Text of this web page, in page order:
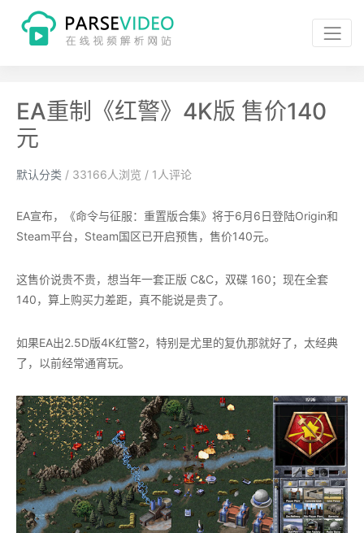
EA重制《红警》4K版 售价140
元
默认分类 / 33166 人浏览 / 1 人评论
EA宣布，《命令与征服：重置版合集》将于6月6日登陆Origin和
Steam平台，Steam国区已开启预售，售价140元。
这售价说贵不贵，想当年一套正版 C&C，双碟 160；现在全套
140，算上购买力差距，真不能说是贵了。
如果EA出2.5D版4K红警2，特别是尤里的复仇那就好了，太经典
了，以前经常通宵玩。